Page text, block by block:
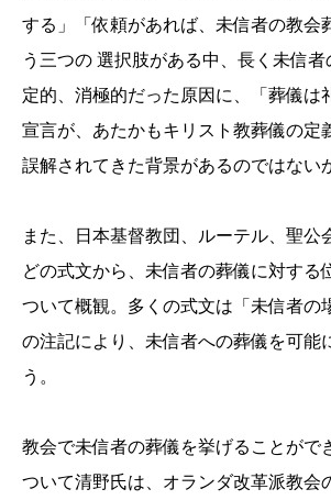
する」「依頼があれば、未信者の教会
う三つの 選択肢がある中、長く未信
定的、消極的だった原因に、「葬儀は
宣言が、あたかもキリスト教葬儀の定
誤解されてきた背景があるのではない
また、日本基督教団、ルーテル、聖公
どの式文から、未信者の葬儀に対する
ついて概観。多くの式文は「未信者の
の注記により、未信者への葬儀を可能
う。
教会で未信者の葬儀を挙げることがで
ついて清野氏は、オランダ改革派教会